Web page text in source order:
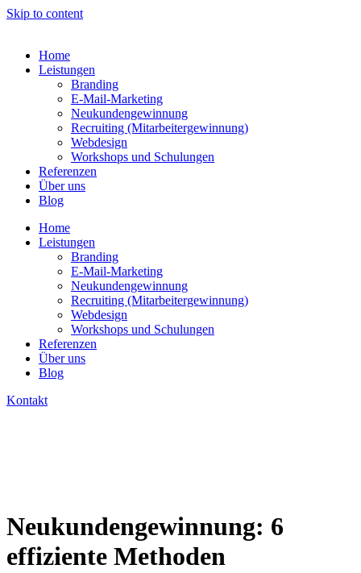
Skip to content
Home
Leistungen
Branding
E-Mail-Marketing
Neukundengewinnung
Recruiting (Mitarbeitergewinnung)
Webdesign
Workshops und Schulungen
Referenzen
Über uns
Blog
Home
Leistungen
Branding
E-Mail-Marketing
Neukundengewinnung
Recruiting (Mitarbeitergewinnung)
Webdesign
Workshops und Schulungen
Referenzen
Über uns
Blog
Kontakt
Neukundengewinnung: 6
effiziente Methoden